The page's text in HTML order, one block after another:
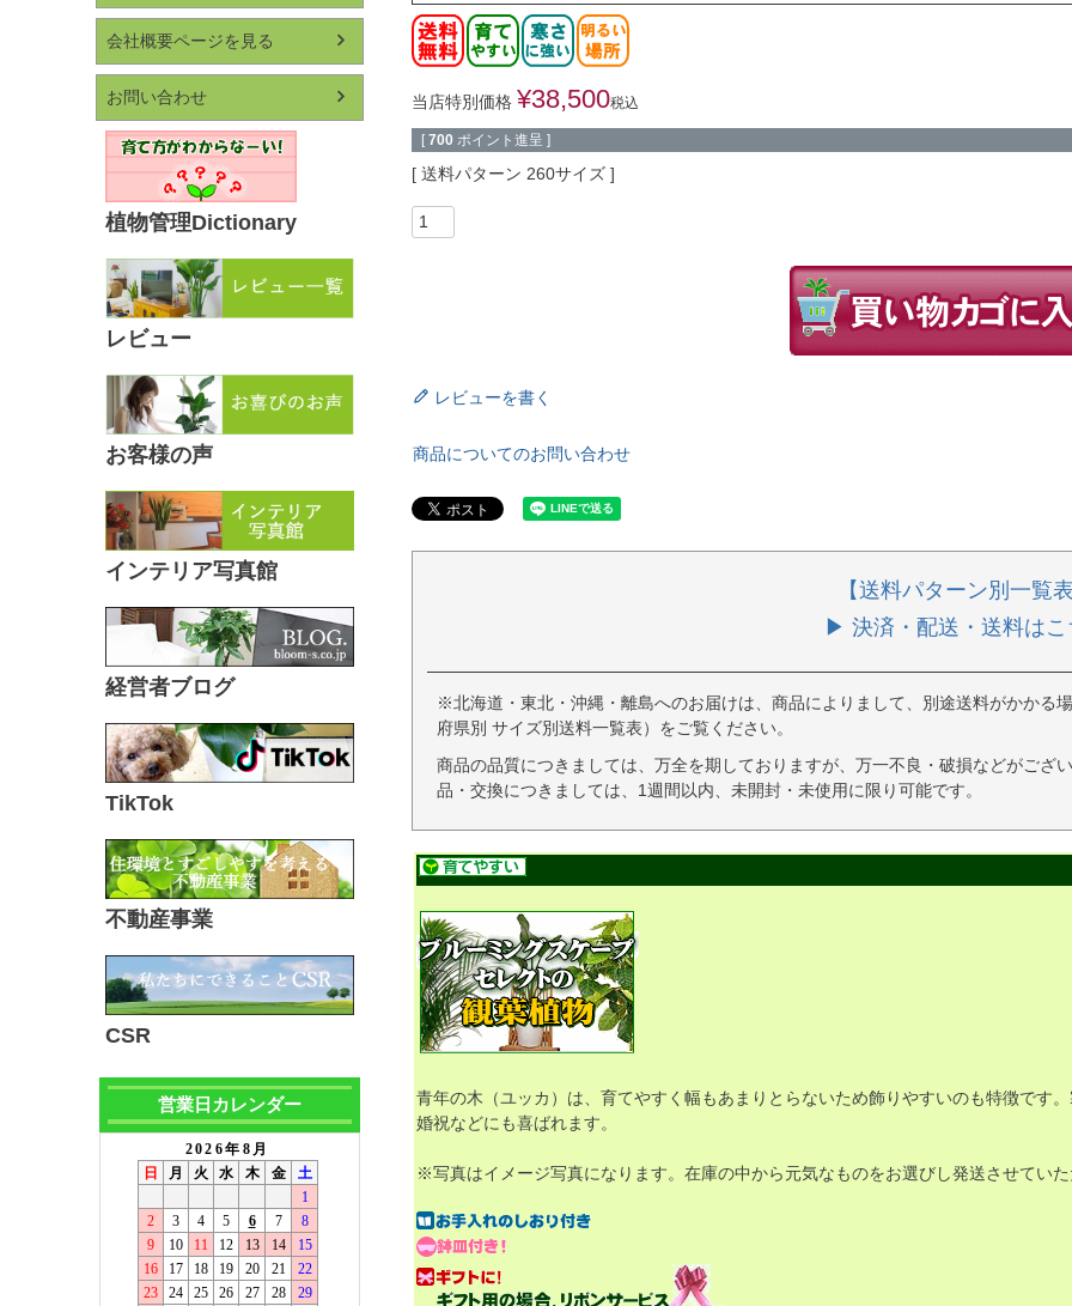
会社概要ページを見る
お問い合わせ
植物管理Dictionary
レビュー
お客様の声
インテリア写真館
経営者ブログ
TikTok
不動産事業
CSR
営業日カレンダー
当店特別価格 ¥38,500税込
[ 700 ポイント進呈 ]
送料パターン 260サイズ
レビューを書く
商品についてのお問い合わせ
【送料パターン別一覧
▶ 決済・配送・送料はこ
※北海道・東北・沖縄・離島へのお届けは、商品によりまして、別途送料がかかる
府県別 サイズ別送料一覧表）をご覧ください。
商品の品質につきましては、万全を期しておりますが、万一不良・破損などがござ
品・交換につきましては、1週間以内、未開封・未使用に限り可能です。
青年の木（ユッカ）は、育てやすく幅もあまりとらないため飾りやすいのも特徴です
婚祝などにも喜ばれます。
※写真はイメージ写真になります。在庫の中から元気なものをお選びし発送させてい